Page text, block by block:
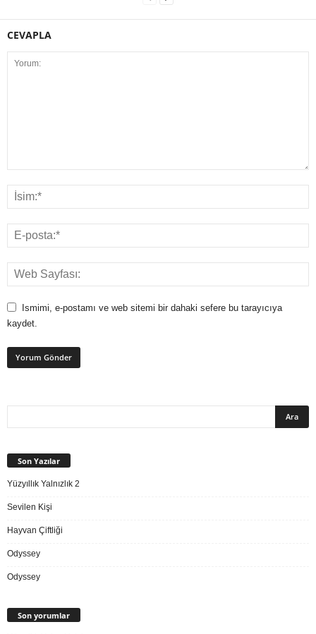
CEVAPLA
Ismimi, e-postamı ve web sitemi bir dahaki sefere bu tarayıcıya
kaydet.
Son Yazılar
Yüzyıllık Yalnızlık 2
Sevilen Kişi
Hayvan Çiftliği
Odyssey
Odyssey
Son yorumlar